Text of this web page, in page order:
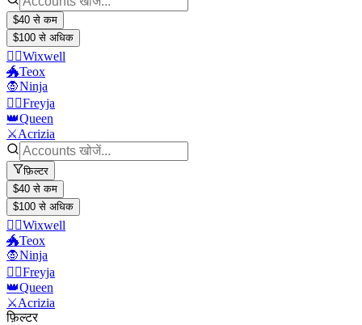
$40 से कम
$100 से अधिक
🧙‍♂️Wixwell
🐲Teox
🧛Ninja
🧙‍♀️Freyja
👑Queen
⚔️Acrizia
फ़िल्टर
$40 से कम
$100 से अधिक
🧙‍♂️Wixwell
🐲Teox
🧛Ninja
🧙‍♀️Freyja
👑Queen
⚔️Acrizia
फ़िल्टर